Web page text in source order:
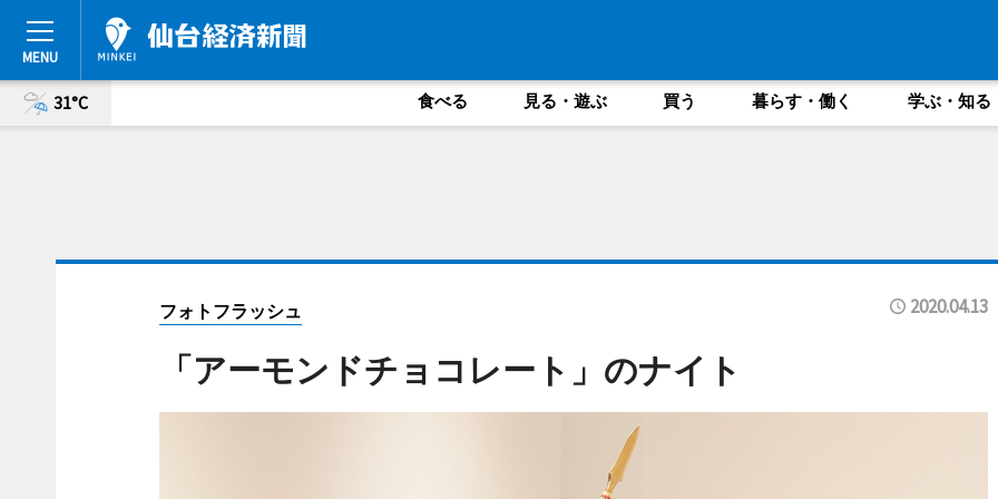
31°C 食べる 見る・遊ぶ 買う 暮らす・働く 学ぶ・知る
フォトフラッシュ 2020.04.13
「アーモンドチョコレート」のナイト